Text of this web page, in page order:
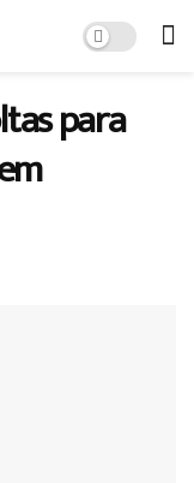
para